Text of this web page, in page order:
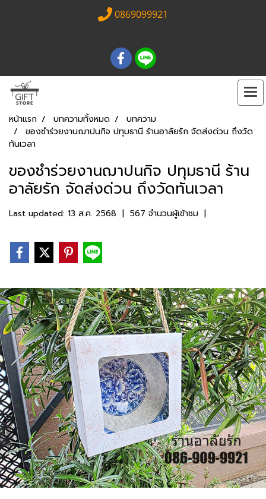
0869099921
หน้าแรก บทความทั้งหมด
บทความ
ของชำร่วยงานฌาปนกิจ ปทุมธานี ร้านอาลัยรัก จัดส่งด่วน ถึงวัด
ทันเวลา
ของชำร่วยงานฌาปนกิจ ปทุมธานี ร้าน
อาลัยรัก จัดส่งด่วน ถึงวัดทันเวลา
Last updated: 13 ส.ค. 2568 | 567 จำนวนผู้เข้าชม |